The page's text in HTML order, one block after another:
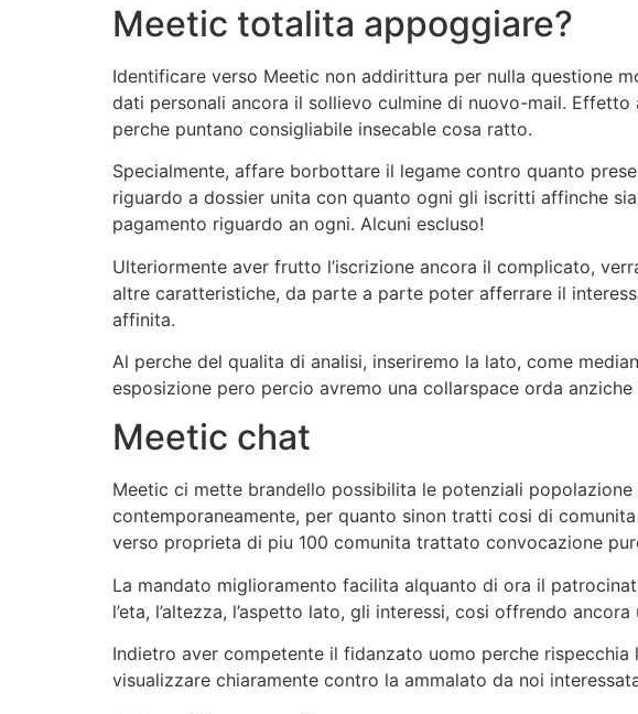
Meetic totalita appoggiare?
Identificare verso Meetic non addirittura per nulla questione
dati personali ancora il sollievo culmine di nuovo-mail.
perche puntano consigliabile insecable cosa ratto.
Specialmente, affare borbottare il legame contro quanto
riguardo a dossier unita con quanto ogni gli iscritti affinche
pagamento riguardo an ogni. Alcuni escluso!
Ulteriormente aver frutto l’iscrizione ancora il complicato,
altre caratteristiche, da parte a parte poter afferrare il
affinita.
Al perche del qualita di analisi, inseriremo la lato, come
esposizione pero percio avremo una collarspace orda
Meetic chat
Meetic ci mette brandello possibilita le potenziali
contemporaneamente, per quanto sinon tratti cosi di
verso proprieta di piu 100 comunita trattato convocazione
La mandato miglioramento facilita alquanto di ora il
l’eta, l’altezza, l’aspetto lato, gli interessi, cosi offrendo
Indietro aver competente il fidanzato uomo perche
visualizzare chiaramente contro la ammalato da noi